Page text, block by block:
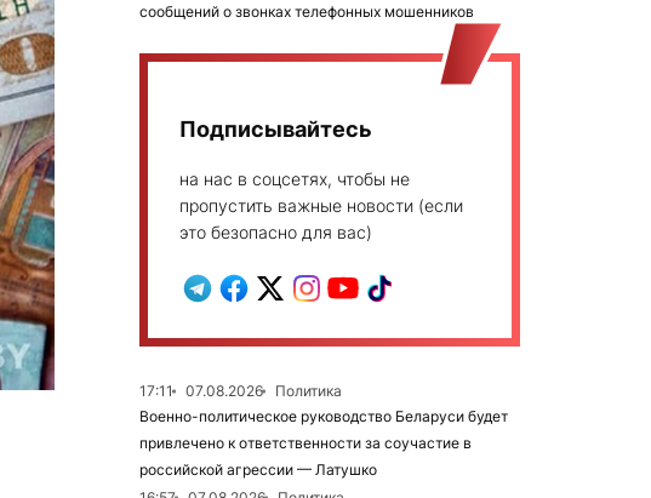
сообщений о звонках телефонных мошенников
Подписывайтесь
на нас в соцсетях, чтобы не
пропустить важные новости (если
это безопасно для вас)
17:11 07.08.2026
Политика
Военно-политическое руководство Беларуси будет
привлечено к ответственности за соучастие в
российской агрессии — Латушко